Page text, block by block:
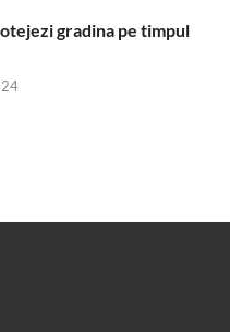
gradina pe timpul